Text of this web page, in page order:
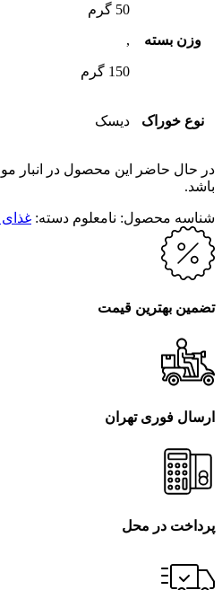
وزن بسته
50 گرم
,
150 گرم
نوع خوراک دیسک
در حال حاضر این محصول در انبار
باشد.
شناسه محصول: نامعلوم دسته:
تضمین بهترین قیمت
ارسال فوری تهران
پرداخت در محل